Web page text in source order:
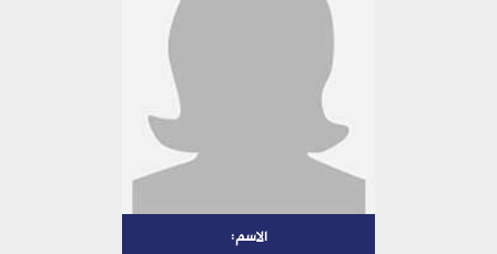
الاسم: